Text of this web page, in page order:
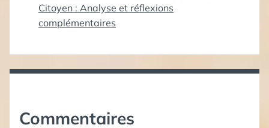
Citoyen : Analyse et réflexions
complémentaires
Commentaires